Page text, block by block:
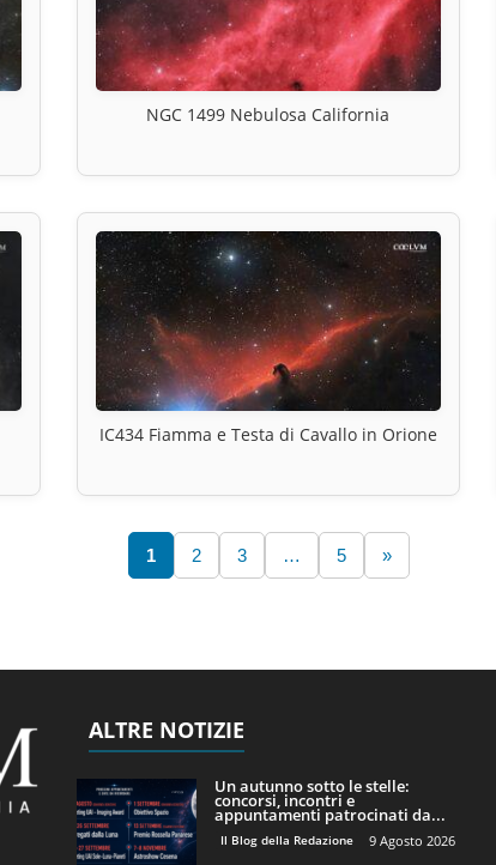
NGC 1499 Nebulosa California
IC434 Fiamma e Testa di Cavallo in Orione
1 2 3 … 5 »
ALTRE NOTIZIE
Un autunno sotto le stelle:
concorsi, incontri e
appuntamenti patrocinati da...
Il Blog della Redazione 9 Agosto 2026